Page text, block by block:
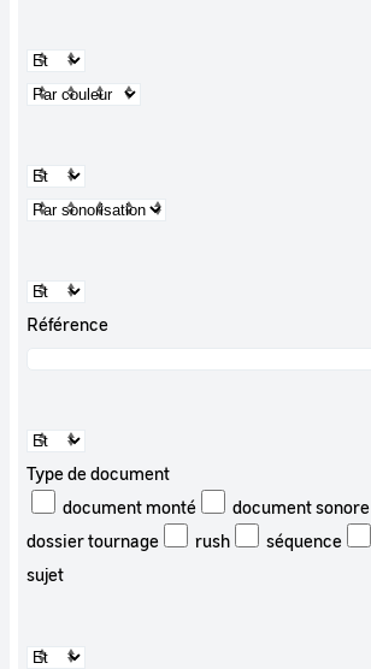
Référence
Type de document
document monté
document sonore
dossier tournage
rush
séquence
sujet